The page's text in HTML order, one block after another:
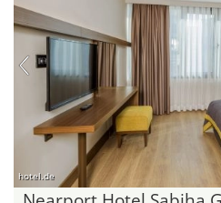
hotel.de